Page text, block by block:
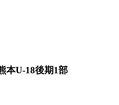
本U-18後期1部